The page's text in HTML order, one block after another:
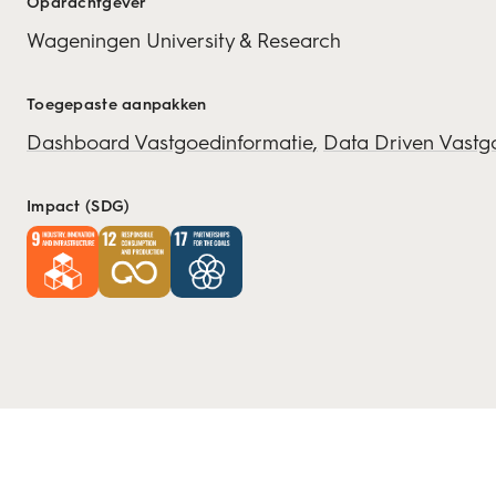
Wageningen University & Research
Toegepaste aanpakken
Dashboard Vastgoedinformatie Data Driven
Impact (SDG)